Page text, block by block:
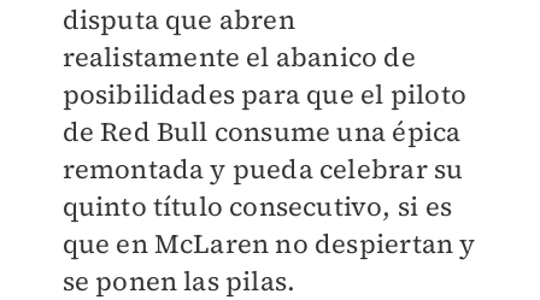
disputa que abren
realistamente el abanico de
posibilidades para que el piloto
de Red Bull consume una épica
remontada y pueda celebrar su
quinto título consecutivo, si es
que en McLaren no despiertan y
se ponen las pilas.